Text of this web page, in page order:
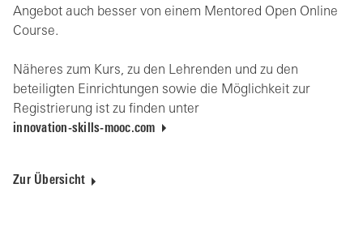
Angebot auch besser von einem Mentored Open Online
Course.
Näheres zum Kurs, zu den Lehrenden und zu den
beteiligten Einrichtungen sowie die Möglichkeit zur
Registrierung ist zu finden unter
innovation-skills-mooc.com
Zur Übersicht